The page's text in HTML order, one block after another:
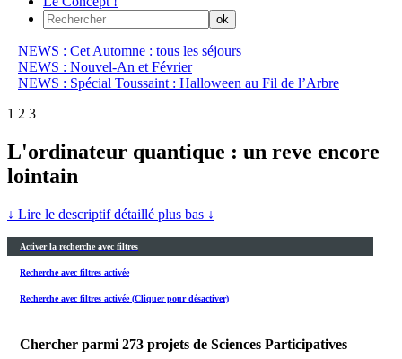
NEWS : Cet Automne : tous les séjours
NEWS : Nouvel-An et Février
NEWS : Spécial Toussaint : Halloween au Fil de l’Arbre
1 2 3
L'ordinateur quantique : un reve encore
lointain
↓ Lire le descriptif détaillé plus bas ↓
Activer la recherche avec filtres
Recherche avec filtres activée
Recherche avec filtres activée (Cliquer pour désactiver)
Chercher parmi 273 projets de Sciences Participatives